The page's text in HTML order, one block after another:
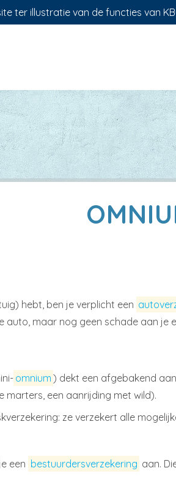
ter illustratie van de functies van
hebt, ben je verplicht een
maar nog geen schade aan je
omnium ) dekt een afgebakend
marters, een aanrijding met wild).
ze verzekert alle
een bestuurdersverzekering aan.